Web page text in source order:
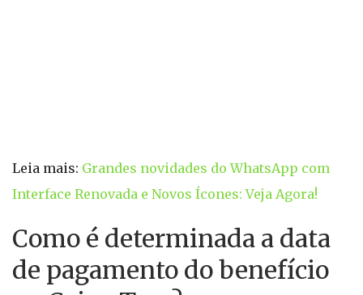
Leia mais: Grandes novidades do WhatsApp com
Interface Renovada e Novos Ícones: Veja Agora!
Como é determinada a data
de pagamento do benefício